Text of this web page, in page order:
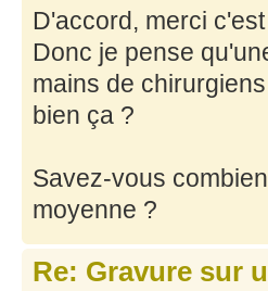
D'accord, merci
Donc je pense
mains de
bien ça ?
Savez-vous
moyenne ?
Re: Gravure sur